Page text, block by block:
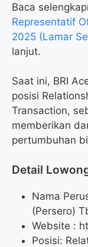
Baca
Representatif
2025 (Lamar
lanjut.
Saat ini, BRI
posisi
Transaction,
memberikan
pertumbuhan
Detail
Nama
(Persero)
Website :
Posisi: